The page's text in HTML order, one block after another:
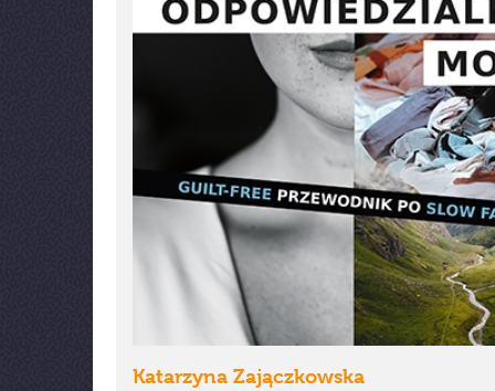
Katarzyna Zajączkowska